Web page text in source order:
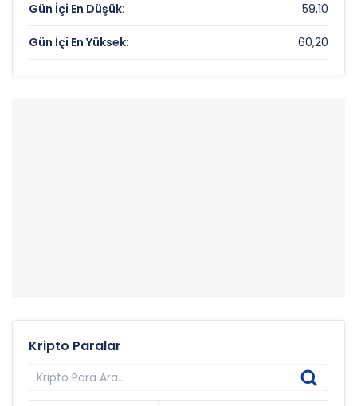
Gün İçi En Düşük: 59,10
Gün İçi En Yüksek: 60,20
Kripto Paralar